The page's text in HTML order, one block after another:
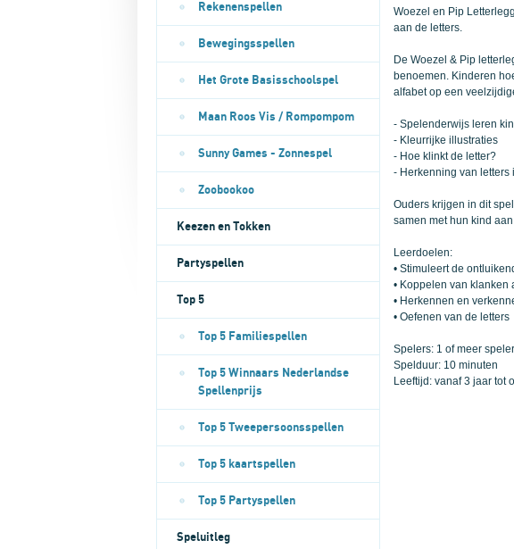
Rekenenspellen
Bewegingsspellen
Het Grote Basisschoolspel
Maan Roos Vis / Rompompom
Sunny Games - Zonnespel
Zoobookoo
Keezen en Tokken
Partyspellen
Top 5
Top 5 Familiespellen
Top 5 Winnaars Nederlandse
Spellenprijs
Top 5 Tweepersoonsspellen
Top 5 kaartspellen
Top 5 Partyspellen
Speluitleg
Woezel en Pip
aan de letters.
De Woezel & Pip
benoemen. Kinderen
alfabet op een
- Spelenderwijs leren
- Kleurrijke illustraties
- Hoe klinkt de letter?
- Herkenning van
Ouders krijgen in dit
samen met hun kind
Leerdoelen:
• Stimuleert de
• Koppelen van klanken
• Herkennen en
• Oefenen van de letters
Spelers: 1 of meer
Spelduur: 10 minuten
Leeftijd: vanaf 3 jaar tot